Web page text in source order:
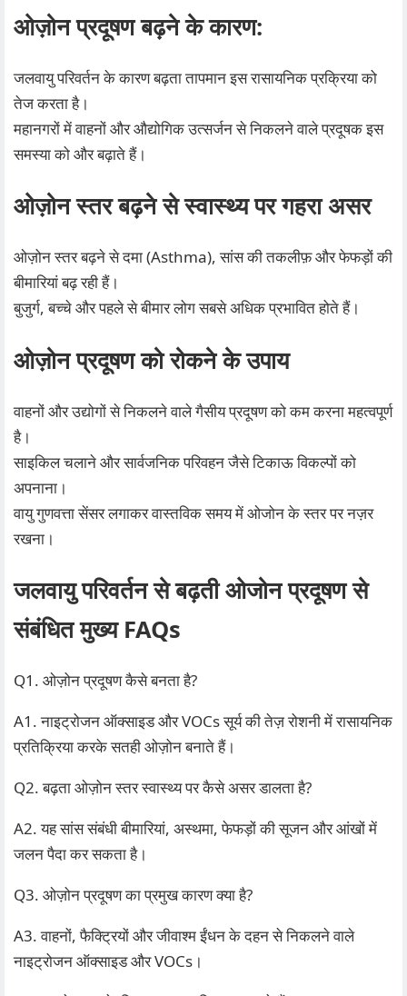
ओज़ोन प्रदूषण बढ़ने के कारण:
जलवायु परिवर्तन के कारण बढ़ता तापमान इस रासायनिक प्रक्रिया को
तेज करता है।
महानगरों में वाहनों और औद्योगिक उत्सर्जन से निकलने वाले प्रदूषक इस
समस्या को और बढ़ाते हैं।
ओज़ोन स्तर बढ़ने से स्वास्थ्य पर गहरा असर
ओज़ोन स्तर बढ़ने से दमा (Asthma), सांस की तकलीफ़ और फेफड़ों की
बीमारियां बढ़ रही हैं।
बुजुर्ग, बच्चे और पहले से बीमार लोग सबसे अधिक प्रभावित होते हैं।
ओज़ोन प्रदूषण को रोकने के उपाय
वाहनों और उद्योगों से निकलने वाले गैसीय प्रदूषण को कम करना महत्वपूर्ण
है।
साइकिल चलाने और सार्वजनिक परिवहन जैसे टिकाऊ विकल्पों को
अपनाना।
वायु गुणवत्ता सेंसर लगाकर वास्तविक समय में ओजोन के स्तर पर नज़र
रखना।
जलवायु परिवर्तन से बढ़ती ओजोन प्रदूषण से
संबंधित मुख्य FAQs
Q1. ओज़ोन प्रदूषण कैसे बनता है?
A1. नाइट्रोजन ऑक्साइड और VOCs सूर्य की तेज़ रोशनी में रासायनिक
प्रतिक्रिया करके सतही ओज़ोन बनाते हैं।
Q2. बढ़ता ओज़ोन स्तर स्वास्थ्य पर कैसे असर डालता है?
A2. यह सांस संबंधी बीमारियां, अस्थमा, फेफड़ों की सूजन और आंखों में
जलन पैदा कर सकता है।
Q3. ओज़ोन प्रदूषण का प्रमुख कारण क्या है?
A3. वाहनों, फैक्ट्रियों और जीवाश्म ईंधन के दहन से निकलने वाले
नाइट्रोजन ऑक्साइड और VOCs।